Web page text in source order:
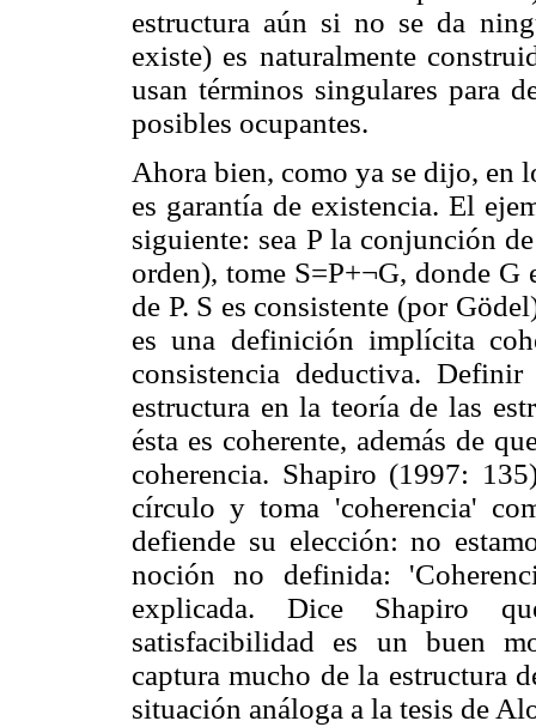
estructura aún si no se da
existe) es naturalmente
usan términos singulares para
posibles ocupantes.
Ahora bien, como ya se dijo, en
es garantía de existencia. El
siguiente: sea P la conjunción
orden), tome S=P+¬G, donde G
de P. S es consistente (por
es una definición implícita
consistencia deductiva.
estructura en la teoría de las
ésta es coherente, además de
coherencia. Shapiro (1997:
círculo y toma 'coherencia'
defiende su elección: no
noción no definida:
explicada. Dice Shapiro
satisfacibilidad es un buen
captura mucho de la estructura
situación análoga a la tesis de